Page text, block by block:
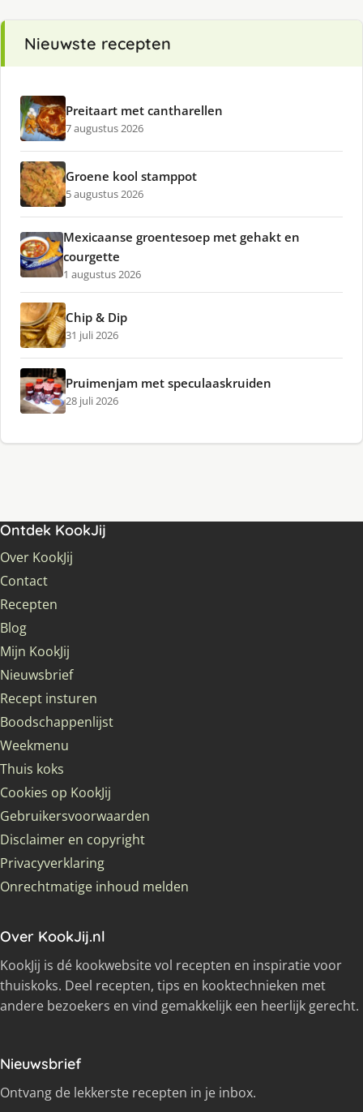
Nieuwste recepten
Preitaart met cantharellen
7 augustus 2026
Groene kool stamppot
5 augustus 2026
Mexicaanse groentesoep met gehakt en
courgette
1 augustus 2026
Chip & Dip
31 juli 2026
Pruimenjam met speculaaskruiden
28 juli 2026
Ontdek KookJij
Over KookJij
Contact
Recepten
Blog
Mijn KookJij
Nieuwsbrief
Recept insturen
Boodschappenlijst
Weekmenu
Thuis koks
Cookies op KookJij
Gebruikersvoorwaarden
Disclaimer en copyright
Privacyverklaring
Onrechtmatige inhoud melden
Over KookJij.nl
KookJij is dé kookwebsite vol recepten en inspiratie voor
thuiskoks. Deel recepten, tips en kooktechnieken met
andere bezoekers en vind gemakkelijk een heerlijk gerecht.
Nieuwsbrief
Ontvang de lekkerste recepten in je inbox.